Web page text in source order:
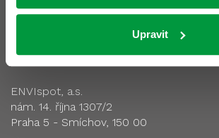
Upravit
Sídlo společnosti
ENVIspot, a.s.
nám. 14. října 1307/2
Praha 5 - Smíchov, 150 00